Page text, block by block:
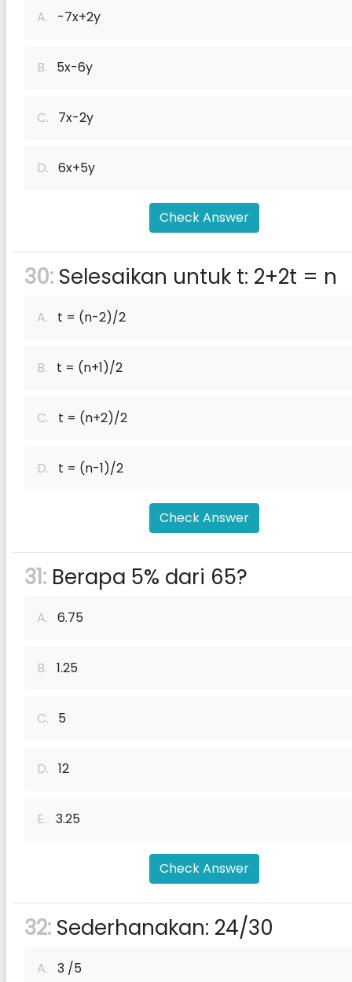
A. -7x+2y
B. 5x-6y
C. 7x-2y
D. 6x+5y
Check Answer
30: Selesaikan untuk t: 2+2t = n
A. t = (n-2)/2
B. t = (n+1)/2
C. t = (n+2)/2
D. t = (n-1)/2
Check Answer
31: Berapa 5% dari 65?
A. 6.75
B. 1.25
C. 5
D. 12
E. 3.25
Check Answer
32: Sederhanakan: 24/30
A. 3 /5